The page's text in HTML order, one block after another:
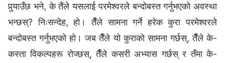
पुर्‍याउँछ भने, के तैंले यसलाई परमेश्‍वरले बन्दोबस्त गर्नुभएको अवस्था
भन्छस्? निःसन्देह, हो। तैँले सामना गर्ने हरेक कुरा परमेश्‍वरले
बन्दोबस्त गर्नुभएको हो। जब तैँले यो कुराको सामना गर्छस्, तैँले के-
कस्ता विकल्पहरू रोज्छस्, तैँले कसरी अभ्यास गर्छस् र तँमा के-